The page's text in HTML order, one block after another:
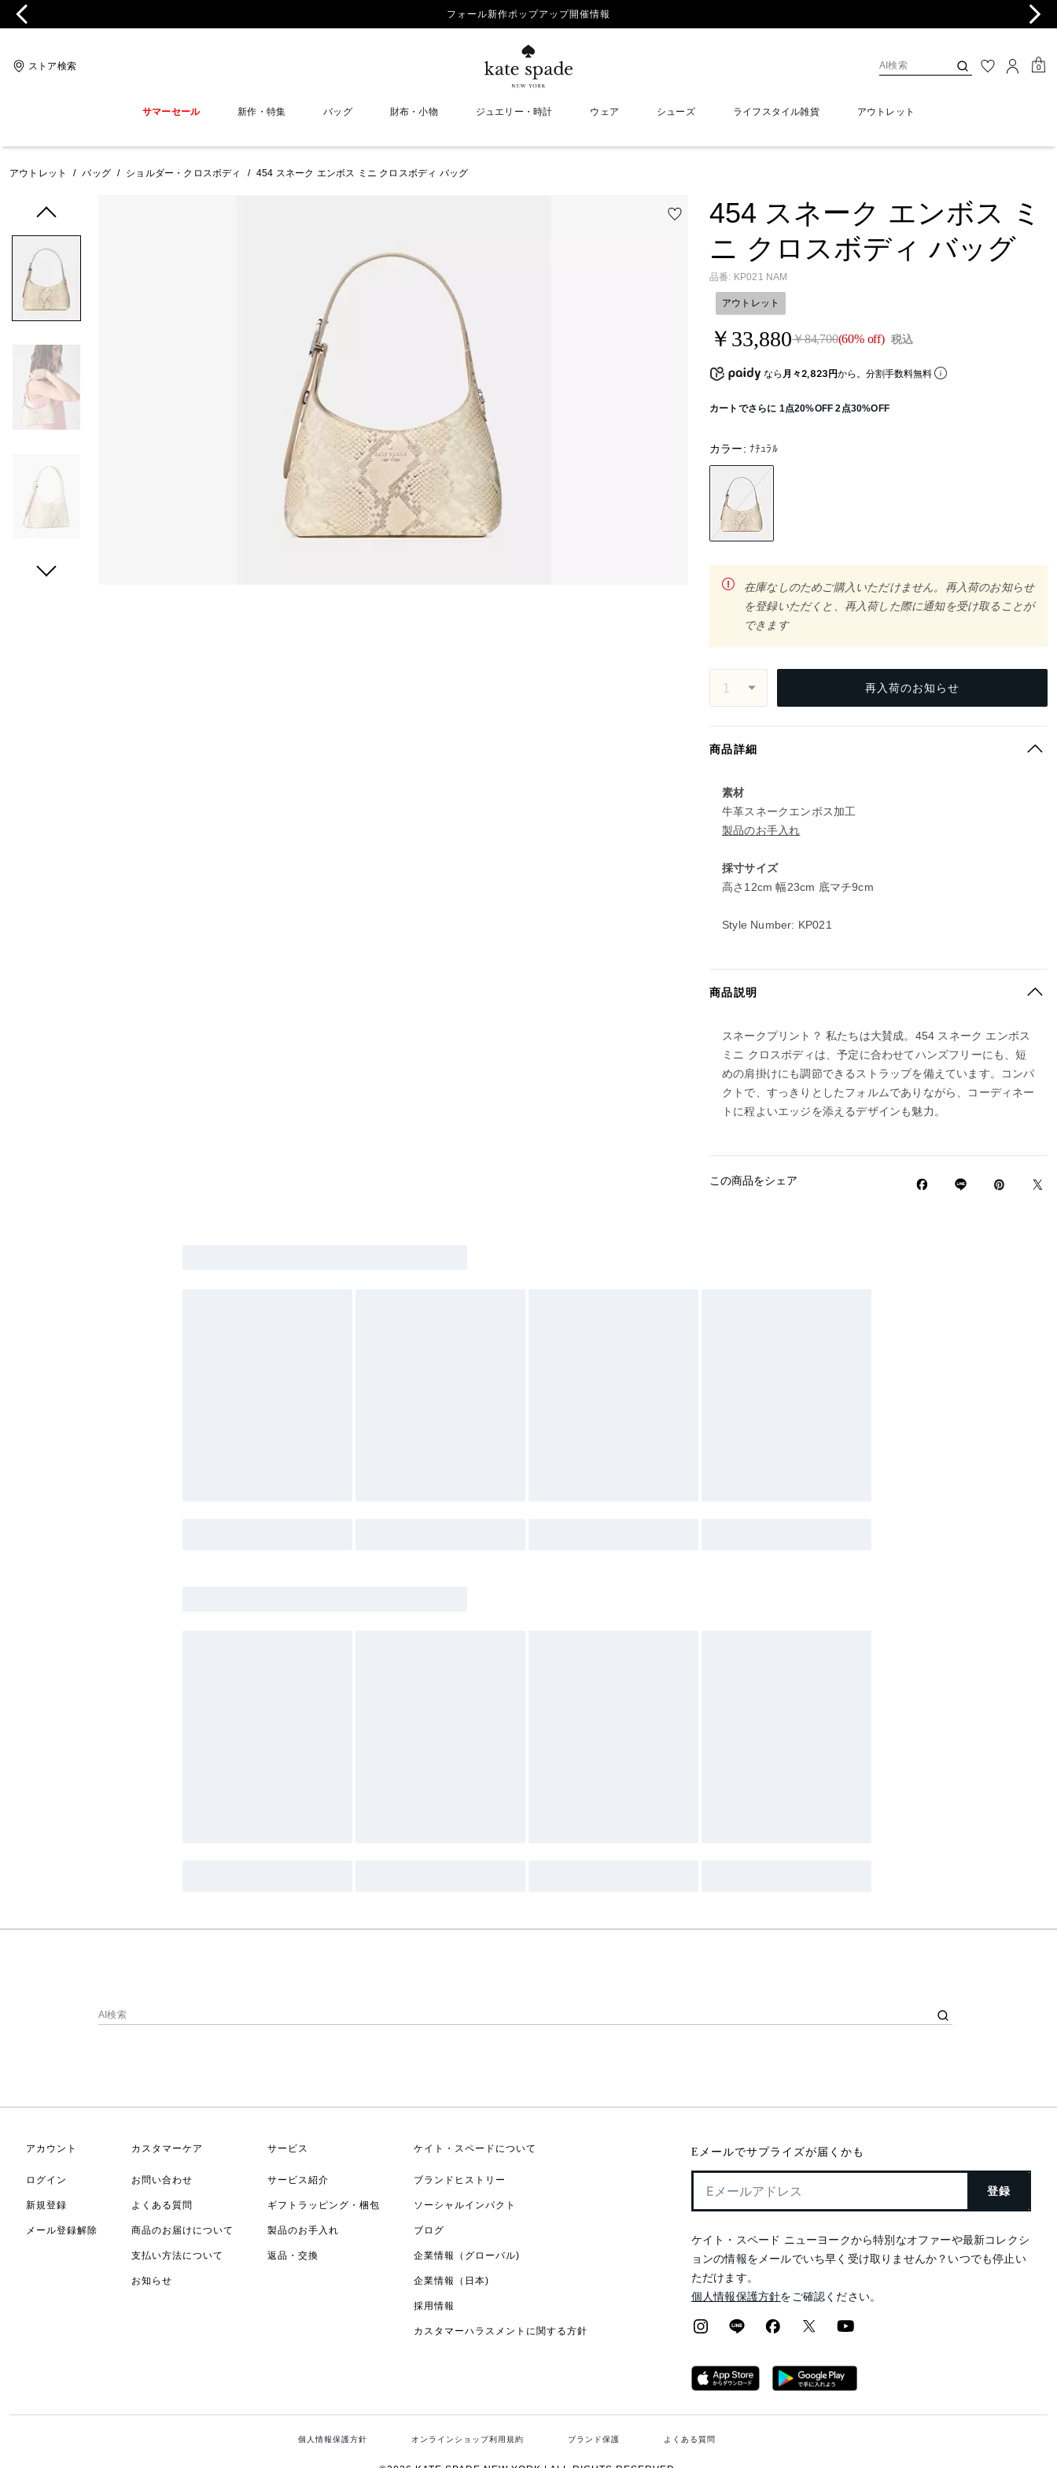
フォール新作ポップアップ開催情報
ストア検索 0
サマーセール 新作・特集 バッグ 財布・小物 ジュエリー・時計 ウェア シューズ ライフスタイル雑貨 アウトレット
アウトレット / バッグ / ショルダー・クロスボディ / 454 スネーク エンボス ミニ クロスボディ バッグ
454 スネーク エンボス ミ
ニ クロスボディ バッグ
品番: KP021 NAM
アウトレット
￥33,880￥84,700(60% off) 税込
なら 月々2,823円から。分割手数料無料
カートでさらに 1点20%OFF 2点30%OFF
カラー: ﾅﾁｭﾗﾙ
在庫なしのためご購入いただけません。再入荷のお知らせ
を登録いただくと、再入荷した際に通知を受け取ることが
できます
再入荷のお知らせ
商品詳細
素材
牛革スネークエンボス加工
製品のお手入れ
採寸サイズ
高さ12cm 幅23cm 底マチ9cm
Style Number: KP021
商品説明
スネークプリント？ 私たちは大賛成。454 スネーク エンボス
ミニ クロスボディは、予定に合わせてハンズフリーにも、短
めの肩掛けにも調節できるストラップを備えています。コンパ
クトで、すっきりとしたフォルムでありながら、コーディネー
トに程よいエッジを添えるデザインも魅力。
この商品をシェア
アカウント
ログイン
新規登録
メール登録解除
カスタマーケア
お問い合わせ
よくある質問
商品のお届けについて
支払い方法について
お知らせ
サービス
サービス紹介
ギフトラッピング・梱包
製品のお手入れ
返品・交換
ケイト・スペードについて
ブランドヒストリー
ソーシャルインパクト
ブログ
企業情報（グローバル)
企業情報（日本)
採用情報
カスタマーハラスメントに関する方針
Eメールでサプライズが届くかも
登録
ケイト・スペード ニューヨークから特別なオファーや最新コレクシ
ョンの情報をメールでいち早く受け取りませんか？いつでも停止い
ただけます。
個人情報保護方針をご確認ください。
個人情報保護方針 オンラインショップ利用規約 ブランド保護 よくある質問